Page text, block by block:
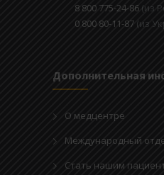
8 800 775-24-86 (из
0 800 80-11-87 (из
Дополнительная
О медцентре
Международный
Стать нашим